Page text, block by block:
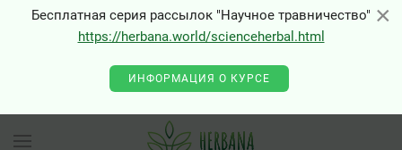
×
Бесплатная серия рассылок "Научное травничество"
https://herbana.world/scienceherbal.html
ИНФОРМАЦИЯ О КУРСЕ
×
0 - Class "Joomla\Input\Json" not found